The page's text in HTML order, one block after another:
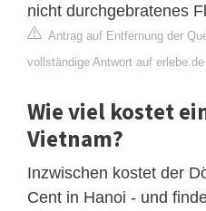
nicht durchgebratenes
Antrag auf Entfernung der
vollständige Antwort auf
Wie viel kostet
Vietnam?
Inzwischen kostet der
Cent in Hanoi - und